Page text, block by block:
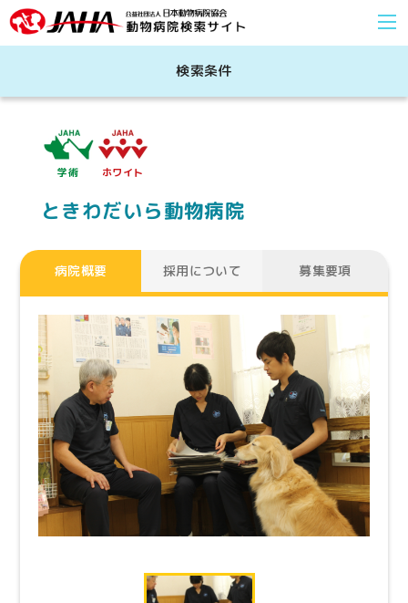
検索条件
学術 ホワイト
ときわだいら動物病院
病院概要 採用について 募集要項